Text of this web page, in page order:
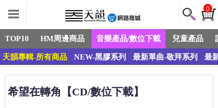
0
TOP10 HM周邊商品 音樂產品/數位下載 兒童產品
天韻專輯-所有商品 NEW-黑膠系列 最新單曲-敬拜系列 最
希望在轉角【CD/數位下載】